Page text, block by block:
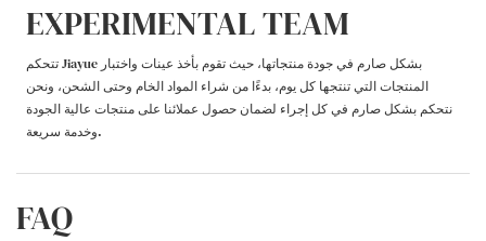
EXPERIMENTAL TEAM
تتحكم Jiayue بشكل صارم في جودة منتجاتها، حيث تقوم بأخذ عينات واختبار
المنتجات التي تنتجها كل يوم، بدءًا من شراء المواد الخام وحتى الشحن، ونحن
نتحكم بشكل صارم في كل إجراء لضمان حصول عملائنا على منتجات عالية الجودة
وخدمة سريعة.
FAQ